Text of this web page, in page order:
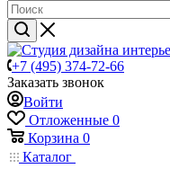
+7 (495) 374-72-66
Заказать звонок
Войти
Отложенные 0
Корзина 0
Каталог